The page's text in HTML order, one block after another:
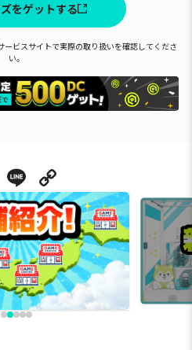
をゲットする
ビスサイトで実際の取り扱いを確認してくださ
い。
X Line